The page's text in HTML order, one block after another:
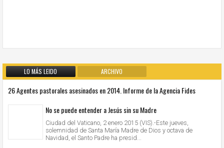
LO MÁS LEIDO ARCHIVO
26 Agentes pastorales asesinados en 2014. Informe de la Agencia Fides
No se puede entender a Jesús sin su Madre
Ciudad del Vaticano, 2 enero 2015 (VIS).-Este jueves,
solemnidad de Santa María Madre de Dios y octava de
Navidad, el Santo Padre ha presid...